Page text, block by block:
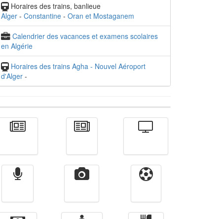
Horaires des trains, banlieue
Alger - Constantine - Oran et Mostaganem
Calendrier des vacances et examens scolaires
en Algérie
Horaires des trains Agha - Nouvel Aéroport
d'Alger -